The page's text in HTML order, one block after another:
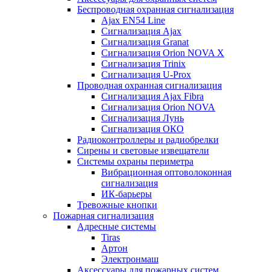
Беспроводная охранная сигнализация
Ajax EN54 Line
Сигнализация Ajax
Сигнализация Granat
Сигнализация Orion NOVA X
Сигнализация Trinix
Сигнализация U-Prox
Проводная охранная сигнализация
Сигнализация Ajax Fibra
Сигнализация Orion NOVA
Сигнализация Лунь
Сигнализация ОКО
Радиоконтроллеры и радиобрелки
Сирены и световые извещатели
Системы охраны периметра
Вибрационная оптоволоконная
сигнализация
ИК-барьеры
Тревожные кнопки
Пожарная сигнализация
Адресные системы
Tiras
Артон
Электронмаш
Аксессуары для пожарных систем